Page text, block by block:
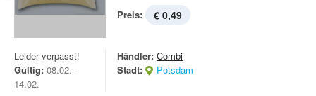
Preis: € 0,49
Leider verpasst!
Gültig: 08.02. -
14.02.
Händler: Combi
Stadt:
Potsdam